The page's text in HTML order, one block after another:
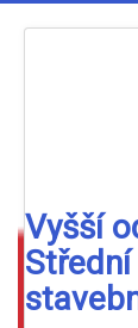
Vyšší